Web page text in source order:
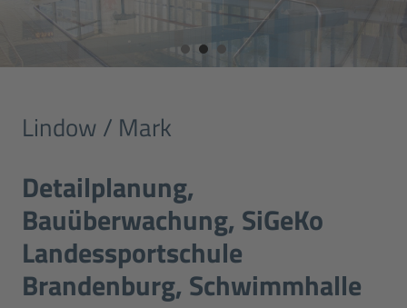
Lindow / Mark
Detailplanung,
Bauüberwachung, SiGeKo
Landessportschule
Brandenburg, Schwimmhalle